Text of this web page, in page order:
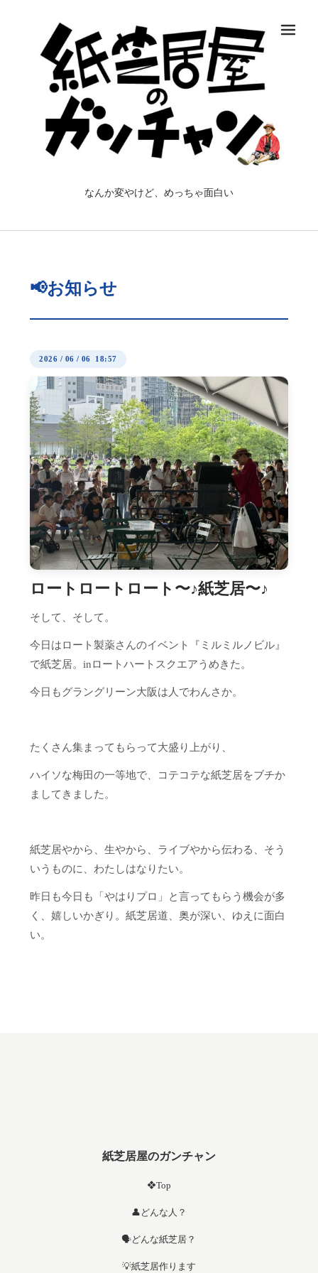
なんか変やけど、めっちゃ面白い
📢お知らせ
2026 / 06 / 06 18:57
ロートロートロート〜♪紙芝居〜♪
そして、そして。
今日はロート製薬さんのイベント『ミルミルノビル』
で紙芝居。inロートハートスクエアうめきた。
今日もグラングリーン大阪は人でわんさか。
たくさん集まってもらって大盛り上がり、
ハイソな梅田の一等地で、コテコテな紙芝居をブチか
ましてきました。
紙芝居やから、生やから、ライブやから伝わる、そう
いうものに、わたしはなりたい。
昨日も今日も「やはりプロ」と言ってもらう機会が多
く、嬉しいかぎり。紙芝居道、奥が深い、ゆえに面白
い。
紙芝居屋のガンチャン
❖Top
👤どんな人？
🗣️どんな紙芝居？
💡紙芝居作ります